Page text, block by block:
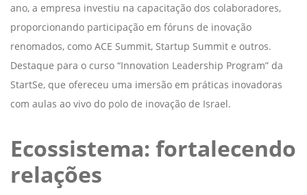
ano, a empresa investiu na capacitação dos colaboradores,
proporcionando participação em fóruns de inovação
renomados, como ACE Summit, Startup Summit e outros.
Destaque para o curso “Innovation Leadership Program” da
StartSe, que ofereceu uma imersão em práticas inovadoras
com aulas ao vivo do polo de inovação de Israel.
Ecossistema: fortalecendo
relações